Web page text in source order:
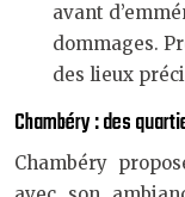
avant
dommages.
des lieux
Chambéry : des
Chambéry